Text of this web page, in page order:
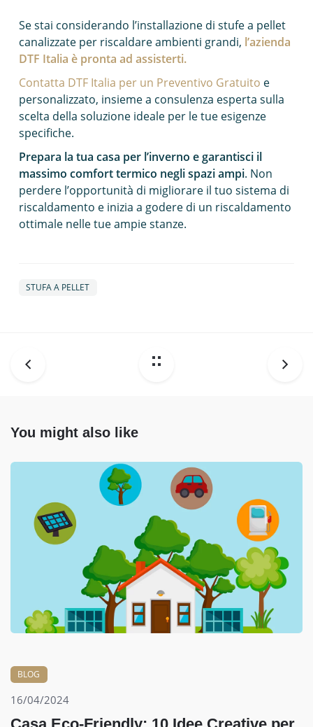
Se stai considerando l’installazione di stufe a pellet
canalizzate per riscaldare ambienti grandi, l’azienda
DTF Italia è pronta ad assisterti.
Contatta DTF Italia per un Preventivo Gratuito e
personalizzato, insieme a consulenza esperta sulla
scelta della soluzione ideale per le tue esigenze
specifiche.
Prepara la tua casa per l’inverno e garantisci il
massimo comfort termico negli spazi ampi. Non
perdere l’opportunità di migliorare il tuo sistema di
riscaldamento e inizia a godere di un riscaldamento
ottimale nelle tue ampie stanze.
STUFA A PELLET
You might also like
BLOG
16/04/2024